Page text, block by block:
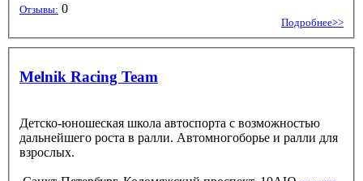
Отзывы: 0
Подробнее>>
Melnik Racing Team
Детско-юношеская школа автоспорта с возможностью
дальнейшего роста в ралли. Автомногоборье и ралли для
взрослых.